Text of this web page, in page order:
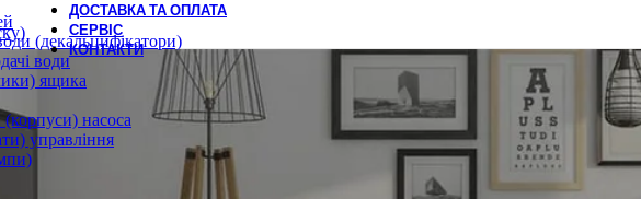
(декальцифікатори)
води
ящика
насоса
управління
ДОСТАВКА ТА ОПЛАТА
СЕРВІС
КОНТАКТИ